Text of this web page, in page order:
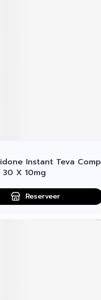
Instant Teva Comp
X 10mg
Reserveer